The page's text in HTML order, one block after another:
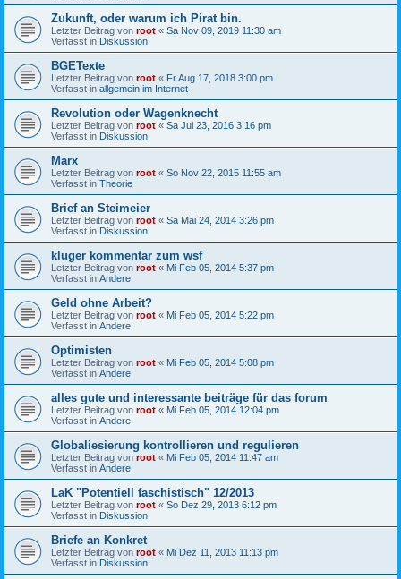
Zukunft, oder warum ich Pirat bin.
Letzter Beitrag von root « Sa Nov 09, 2019 11:30 am
Verfasst in Diskussion
BGETexte
Letzter Beitrag von root « Fr Aug 17, 2018 3:00 pm
Verfasst in allgemein im Internet
Revolution oder Wagenknecht
Letzter Beitrag von root « Sa Jul 23, 2016 3:16 pm
Verfasst in Diskussion
Marx
Letzter Beitrag von root « So Nov 22, 2015 11:55 am
Verfasst in Theorie
Brief an Steimeier
Letzter Beitrag von root « Sa Mai 24, 2014 3:26 pm
Verfasst in Diskussion
kluger kommentar zum wsf
Letzter Beitrag von root « Mi Feb 05, 2014 5:37 pm
Verfasst in Andere
Geld ohne Arbeit?
Letzter Beitrag von root « Mi Feb 05, 2014 5:22 pm
Verfasst in Andere
Optimisten
Letzter Beitrag von root « Mi Feb 05, 2014 5:08 pm
Verfasst in Andere
alles gute und interessante beiträge für das forum
Letzter Beitrag von root « Mi Feb 05, 2014 12:04 pm
Verfasst in Andere
Globaliesierung kontrollieren und regulieren
Letzter Beitrag von root « Mi Feb 05, 2014 11:47 am
Verfasst in Andere
LaK "Potentiell faschistisch" 12/2013
Letzter Beitrag von root « So Dez 29, 2013 6:12 pm
Verfasst in Diskussion
Briefe an Konkret
Letzter Beitrag von root « Mi Dez 11, 2013 11:13 pm
Verfasst in Diskussion